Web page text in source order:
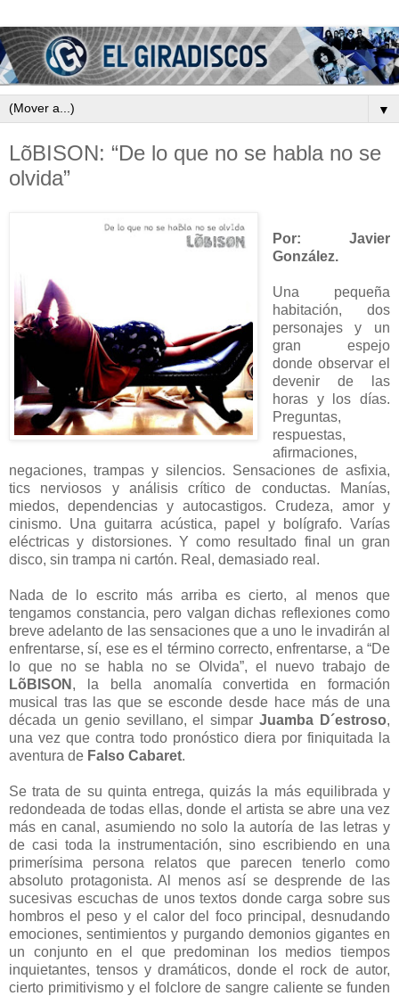
▼
LõBISON: “De lo que no se habla no se
olvida”
Por: Javier
González.
Una pequeña
habitación, dos
personajes y un
gran espejo
donde observar el
devenir de las
horas y los días.
Preguntas,
respuestas,
afirmaciones,
negaciones, trampas y silencios. Sensaciones de asfixia,
tics nerviosos y análisis crítico de conductas. Manías,
miedos, dependencias y autocastigos. Crudeza, amor y
cinismo. Una guitarra acústica, papel y bolígrafo. Varías
eléctricas y distorsiones. Y como resultado final un gran
disco, sin trampa ni cartón. Real, demasiado real.
Nada de lo escrito más arriba es cierto, al menos que
tengamos constancia, pero valgan dichas reflexiones como
breve adelanto de las sensaciones que a uno le invadirán al
enfrentarse, sí, ese es el término correcto, enfrentarse, a “De
lo que no se habla no se Olvida”, el nuevo trabajo de
LõBISON , la bella anomalía convertida en formación
musical tras las que se esconde desde hace más de una
década un genio sevillano, el simparJuamba D´estroso,
una vez que contra todo pronóstico diera por finiquitada la
aventura de Falso Cabaret.
Se trata de su quinta entrega, quizás la más equilibrada y
redondeada de todas ellas, donde el artista se abre una vez
más en canal, asumiendo no solo la autoría de las letras y
de casi toda la instrumentación, sino escribiendo en una
primerísima persona relatos que parecen tenerlo como
absoluto protagonista. Al menos así se desprende de las
sucesivas escuchas de unos textos donde carga sobre sus
hombros el peso y el calor del foco principal, desnudando
emociones, sentimientos y purgando demonios gigantes en
un conjunto en el que predominan los medios tiempos
inquietantes, tensos y dramáticos, donde el rock de autor,
cierto primitivismo y el folclore de sangre caliente se funden